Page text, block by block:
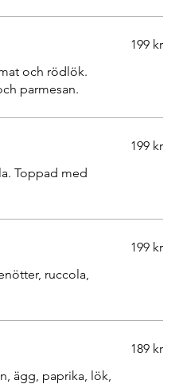
och rödlök.
parmesan.
199 kr
Toppad med
199 kr
ruccola,
199 kr
ägg, paprika, lök,
189 kr